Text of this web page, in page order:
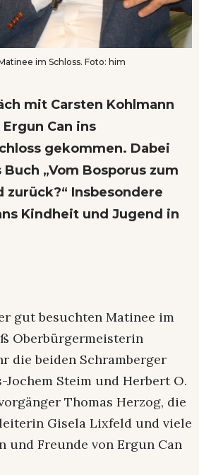
im Schloss. Foto: him
mit Carsten Kohlmann
Can ins
gekommen. Dabei
Buch „Vom Bosporus zum
zurück?“ Insbesondere
Kindheit und Jugend in
gut besuchten Matinee im
Oberbürgermeisterin
die beiden Schramberger
Jochem Steim und Herbert O.
Thomas Herzog, die
Gisela Lixfeld und viele
und Freunde von Ergun Can